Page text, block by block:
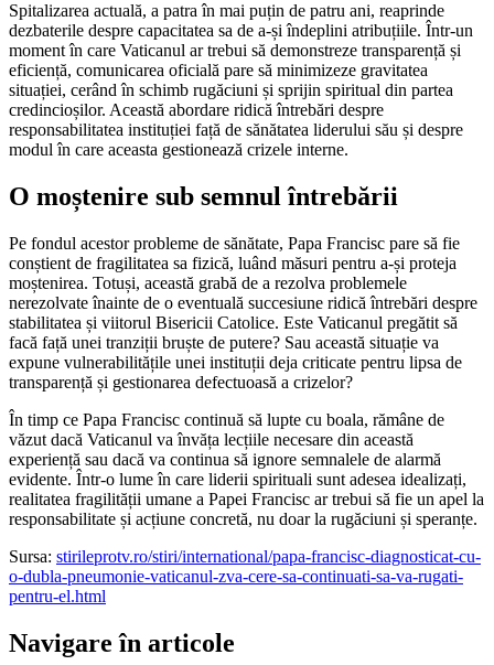
Spitalizarea actuală, a patra în mai puțin de patru ani, reaprinde
dezbaterile despre capacitatea sa de a-și îndeplini atribuțiile. Într-un
moment în care Vaticanul ar trebui să demonstreze transparență și
eficiență, comunicarea oficială pare să minimizeze gravitatea
situației, cerând în schimb rugăciuni și sprijin spiritual din partea
credincioșilor. Această abordare ridică întrebări despre
responsabilitatea instituției față de sănătatea liderului său și despre
modul în care aceasta gestionează crizele interne.
O moștenire sub semnul întrebării
Pe fondul acestor probleme de sănătate, Papa Francisc pare să fie
conștient de fragilitatea sa fizică, luând măsuri pentru a-și proteja
moștenirea. Totuși, această grabă de a rezolva problemele
nerezolvate înainte de o eventuală succesiune ridică întrebări despre
stabilitatea și viitorul Bisericii Catolice. Este Vaticanul pregătit să
facă față unei tranziții bruște de putere? Sau această situație va
expune vulnerabilitățile unei instituții deja criticate pentru lipsa de
transparență și gestionarea defectuoasă a crizelor?
În timp ce Papa Francisc continuă să lupte cu boala, rămâne de
văzut dacă Vaticanul va învăța lecțiile necesare din această
experiență sau dacă va continua să ignore semnalele de alarmă
evidente. Într-o lume în care liderii spirituali sunt adesea idealizați,
realitatea fragilității umane a Papei Francisc ar trebui să fie un apel la
responsabilitate și acțiune concretă, nu doar la rugăciuni și speranțe.
Sursa: stirileprotv.ro/stiri/international/papa-francisc-diagnosticat-cu-
o-dubla-pneumonie-vaticanul-zva-cere-sa-continuati-sa-va-rugati-
pentru-el.html
Navigare în articole